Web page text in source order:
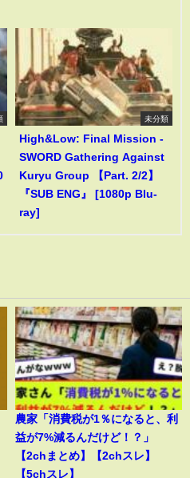
未分類
High&Low: Final Mission -
SWORD Gathering Against
Kuryu Group 【Part. 2/2】
『SUB ENG』 [1080p Blu-
ray]
農家「消費税が1％になると、利
益が7%減るんだけど！？」
【2chまとめ】【2chスレ】
【5chスレ】